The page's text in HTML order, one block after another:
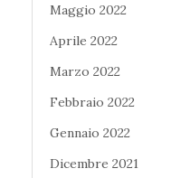
Maggio 2022
Aprile 2022
Marzo 2022
Febbraio 2022
Gennaio 2022
Dicembre 2021